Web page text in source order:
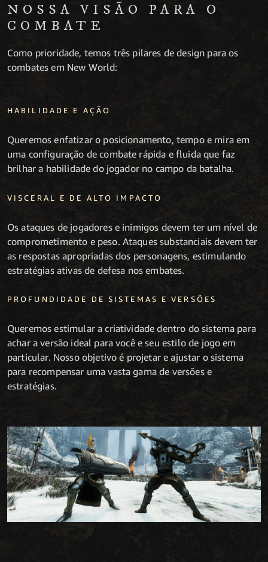
NOSSA VISÃO PARA O
COMBATE
Como prioridade, temos três pilares de design para os
combates em New World:
HABILIDADE E AÇÃO
Queremos enfatizar o posicionamento, tempo e mira em
uma configuração de combate rápida e fluida que faz
brilhar a habilidade do jogador no campo da batalha.
VISCERAL E DE ALTO IMPACTO
Os ataques de jogadores e inimigos devem ter um nível de
comprometimento e peso. Ataques substanciais devem ter
as respostas apropriadas dos personagens, estimulando
estratégias ativas de defesa nos embates.
PROFUNDIDADE DE SISTEMAS E VERSÕES
Queremos estimular a criatividade dentro do sistema para
achar a versão ideal para você e seu estilo de jogo em
particular. Nosso objetivo é projetar e ajustar o sistema
para recompensar uma vasta gama de versões e
estratégias.